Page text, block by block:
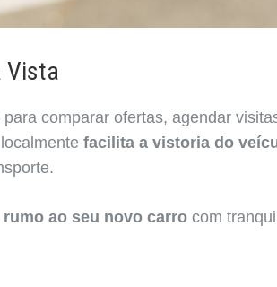
Vista
comparar ofertas, agendar
facilita a vistoria do
ao seu novo carro com